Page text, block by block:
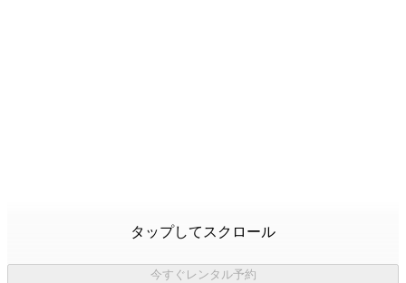
タップしてスクロール
今すぐレンタル予約